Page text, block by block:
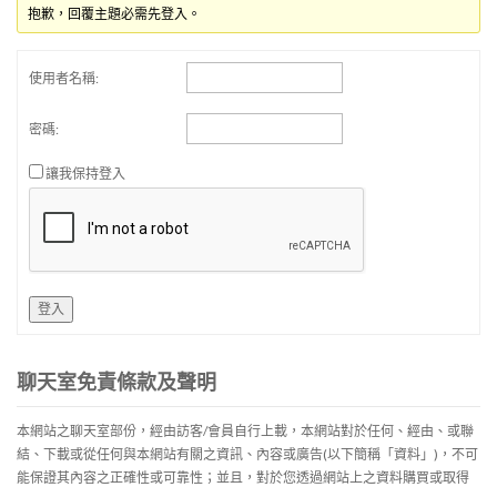
抱歉，回覆主題必需先登入。
使用者名稱:
密碼:
讓我保持登入
登入
聊天室免責條款及聲明
本網站之聊天室部份，經由訪客/會員自行上載，本網站對於任何、經由、或聯
結、下載或從任何與本網站有關之資訊、內容或廣告(以下簡稱「資料」)，不可
能保證其內容之正確性或可靠性；並且，對於您透過網站上之資料購買或取得